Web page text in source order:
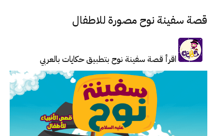
قصة سفينة نوح مصورة للاطفال
اقرأ قصة سفينة نوح بتطبيق حكايات بالعربي